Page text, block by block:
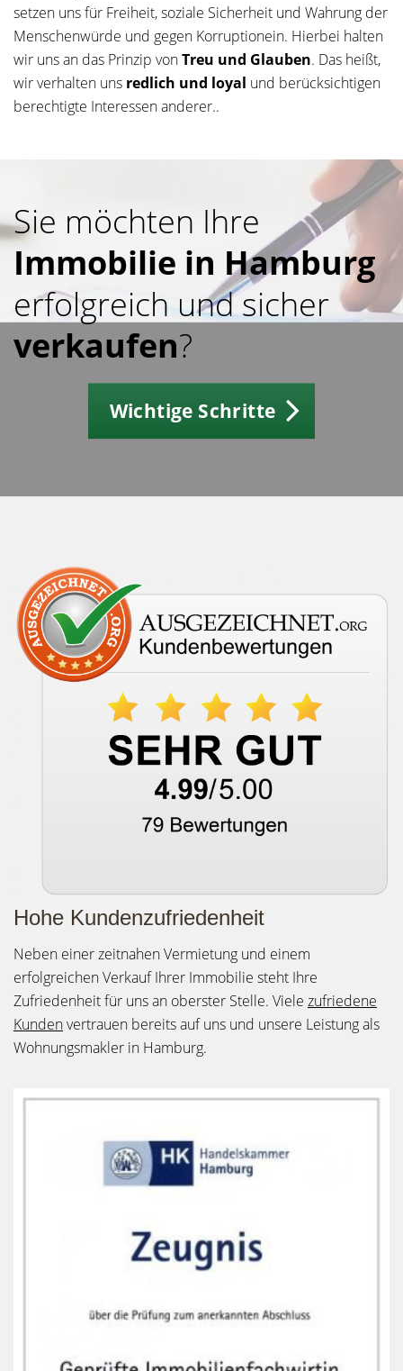
setzen uns für Freiheit, soziale Sicherheit und Wahrung der
Menschenwürde und gegen Korruptionein. Hierbei halten
wir uns an das Prinzip vonTreu und Glauben. Das heißt,
wir verhalten uns redlich und loyal und berücksichtigen
berechtigte Interessen anderer..
Sie möchten Ihre
Immobilie in Hamburg
erfolgreich und sicher
verkaufen?
Wichtige Schritte
Hohe Kundenzufriedenheit
Neben einer zeitnahen Vermietung und einem
erfolgreichen Verkauf Ihrer Immobilie steht Ihre
Zufriedenheit für uns an oberster Stelle. Viele zufriedene
Kundenvertrauen bereits auf uns und unsere Leistung als
Wohnungsmakler in Hamburg.